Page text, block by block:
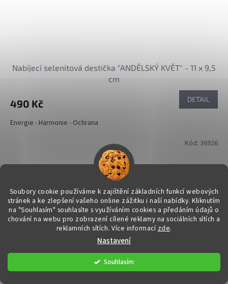
Soubory cookie používáme k zajištění základních funkcí webových
stránek a ke zlepšení vašeho online zážitku i naší nabídky. Kliknutím
na "Souhlasím" souhlasíte s využíváním cookies a předáním údajů o
chování na webu pro zobrazení cílené reklamy na sociálních sítích a
reklamních sítích. Více informací zde.
Nastavení
Souhlasím
Nabíjecí selenitová destička "ANDĚLSKÝ KVĚT" - 11 x 9,5
cm
490 Kč DETAIL
Energie - Harmonie - Ochrana
Kód: 36926